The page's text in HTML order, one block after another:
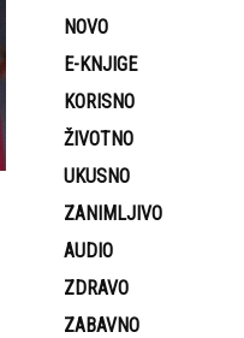
NOVO
E-KNJIGE
KORISNO
ŽIVOTNO
UKUSNO
ZANIMLJIVO
AUDIO
ZDRAVO
ZABAVNO